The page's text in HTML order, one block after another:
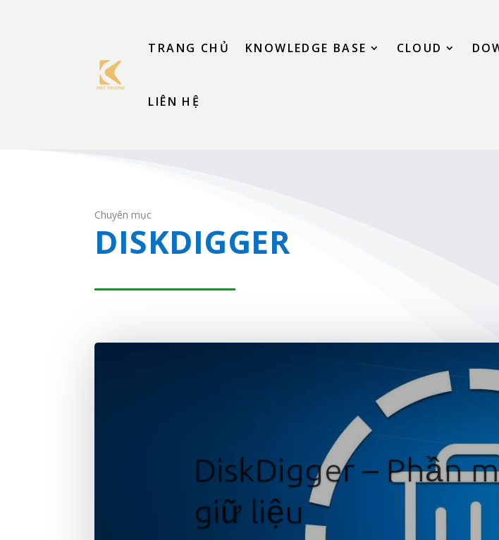
TRANG CHỦ KNOWLEDGE BASE CLOUD
LIÊN HỆ
Chuyên mục
DISKDIGGER
DiskDigger – Phần
giữ liệu